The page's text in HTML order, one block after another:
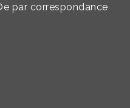
par correspondance